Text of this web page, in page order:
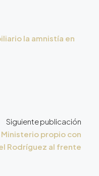
la amnistía en
Siguiente publicación
propio con
Rodríguez al frente